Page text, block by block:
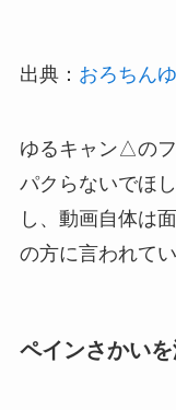
出典： おろちん
ゆるキャン△の
パクらないでほ
し、動画自体は
の方に言われて
ペインさかい